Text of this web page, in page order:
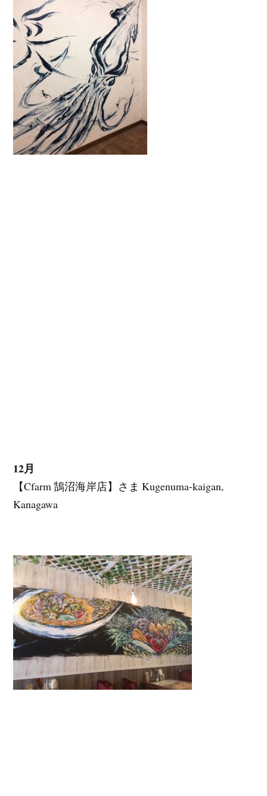
12月
【Cfarm 鵠沼海岸店】さま Kugenuma-kaigan,
Kanagawa